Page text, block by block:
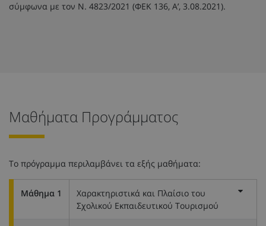
σύμφωνα με τον Ν. 4823/2021 (ΦΕΚ 136, Α’, 3.08.2021).
Μαθήματα Προγράμματος
Το πρόγραμμα περιλαμβάνει τα εξής μαθήματα:
Μάθημα 1
Χαρακτηριστικά και Πλαίσιο του
Σχολικού Εκπαιδευτικού Τουρισμού